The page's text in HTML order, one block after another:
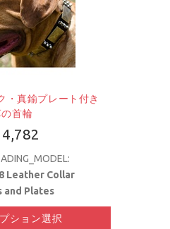
・真鍮プレート付き
首輪
Leather Collar
and Plates
ション選択